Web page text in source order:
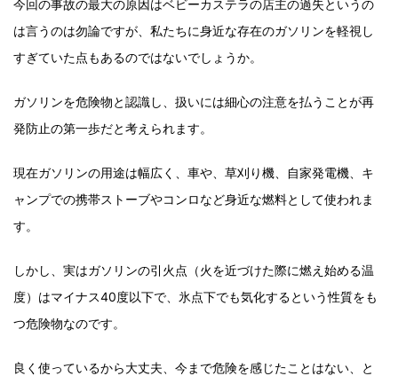
今回の事故の最大の原因はベビーカステラの店主の過失というの
は言うのは勿論ですが、私たちに身近な存在のガソリンを軽視し
すぎていた点もあるのではないでしょうか。
ガソリンを危険物と認識し、扱いには細心の注意を払うことが再
発防止の第一歩だと考えられます。
現在ガソリンの用途は幅広く、車や、草刈り機、自家発電機、キ
ャンプでの携帯ストーブやコンロなど身近な燃料として使われま
す。
しかし、実はガソリンの引火点（火を近づけた際に燃え始める温
度）はマイナス40度以下で、氷点下でも気化するという性質をも
つ危険物なのです。
良く使っているから大丈夫、今まで危険を感じたことはない、と